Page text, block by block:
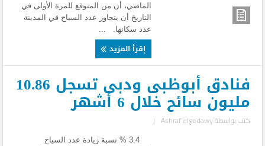
الماضي، أن من المتوقع للمرة الأولى في
التاريخ أن يتجاوز عدد السياح في المدينة
عدد سكانها. ...
إقرأ المزيد
فنادق أبوظبى ودبى تسجل 10.86
مليون سائح خلال 6 أشهر
كتب بواسطةAshraf elgedawy
|
3.4 % نسبة زيادة عدد السياح